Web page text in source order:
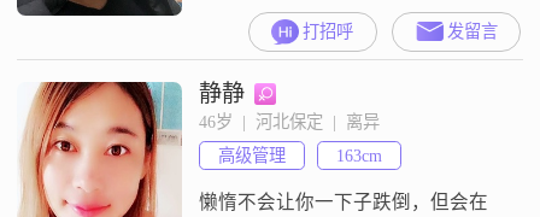
新香，
打招呼 发留言
静静
46岁  |  河北保定  |  离异
高级管理
163cm
懒惰不会让你一下子跌倒，但会在